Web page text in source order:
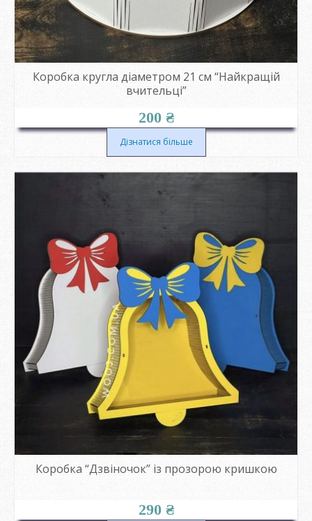
Коробка кругла діаметром 21 см “Найкращій
вчительці”
200 ₴
Дізнатися більше
Коробка “Дзвіночок” із прозорою кришкою
290 ₴